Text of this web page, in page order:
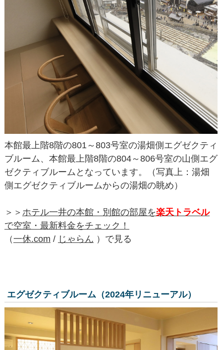
本館最上階8階の801～803号室の湯畑側エグゼクティ
ブルーム、本館最上階8階の804～806号室の山側エグ
ゼクティブルームとなっています。（写真上：湯畑
側エグゼクティブルームからの湯畑の眺め）
＞＞ ホテル一井の本館・別館の部屋を楽天トラベル
で空室・最新料金をチェック！
（一休.com / じゃらん ）で見る
エグゼクティブルーム（2024年リニューアル）